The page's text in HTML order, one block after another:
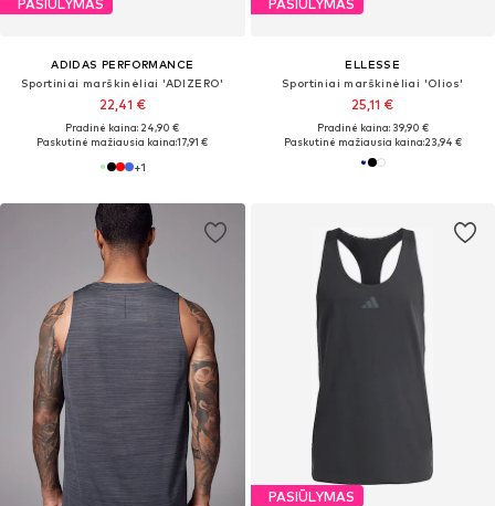
PASIŪLYMAS
ADIDAS PERFORMANCE
Sportiniai marškinėliai 'ADIZERO'
22,41 €
Pradinė kaina: 24,90 €
Paskutinė mažiausia kaina:17,91 €
+1
PASIŪLYMAS
ELLESSE
Sportiniai marškinėliai 'Olios'
25,11 €
Pradinė kaina: 39,90 €
Paskutinė mažiausia kaina:23,94 €
PASIŪLYMAS